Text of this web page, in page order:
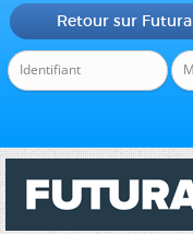
Retour sur Futura